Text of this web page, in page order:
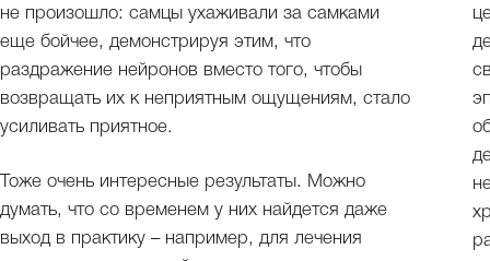
не произошло: самцы ухаживали за самками
еще бойчее, демонстрируя этим, что
раздражение нейронов вместо того, чтобы
возвращать их к неприятным ощущениям, стало
усиливать приятное.
Тоже очень интересные результаты. Можно
думать, что со временем у них найдется даже
выход в практику – например, для лечения